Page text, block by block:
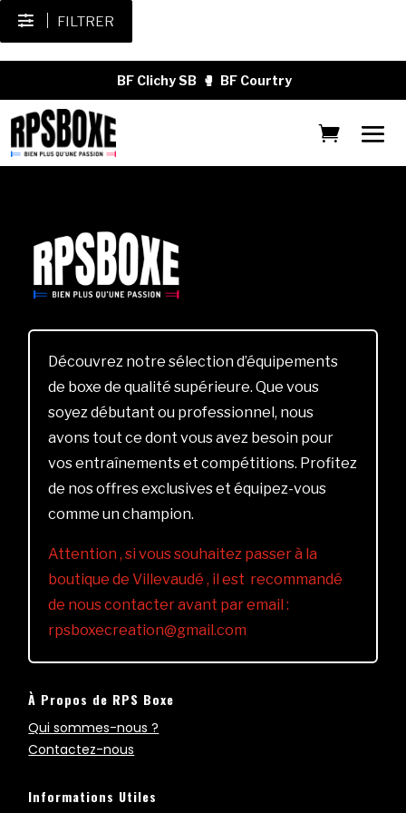
FILTRER
BF Clichy SB 🥊 BF Courtry
Découvrez notre sélection d’équipements
de boxe de qualité supérieure. Que vous
soyez débutant ou professionnel, nous
avons tout ce dont vous avez besoin pour
vos entraînements et compétitions. Profitez
de nos offres exclusives et équipez-vous
comme un champion.
Attention , si vous souhaitez passer à la
boutique de Villevaudé , il est recommandé
de nous contacter avant par email :
rpsboxecreation@gmail.com
À Propos de RPS Boxe
Qui sommes-nous ?
Contactez-nous
Informations Utiles